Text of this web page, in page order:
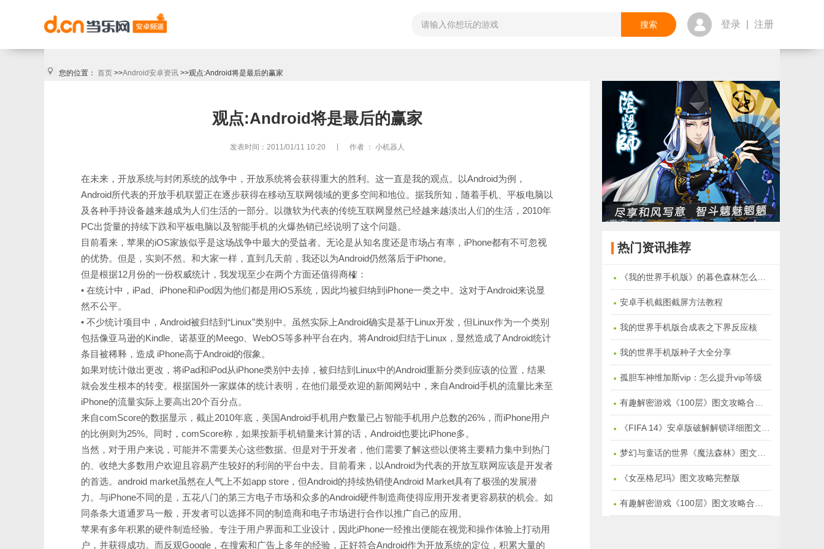
登录 注册
您的位置： 首页 >>Android安卓资讯 >>观点:Android将是最后的赢家
观点:Android将是最后的赢家
发表时间：2011/01/11 10:20 作者 ： 小机器人
在未来，开放系统与封闭系统的战争中，开放系统将会获得重大的胜利。这一直是我的观点。以Android为例，
Android所代表的开放手机联盟正在逐步获得在移动互联网领域的更多空间和地位。据我所知，随着手机、平板电脑以
及各种手持设备越来越成为人们生活的一部分。以微软为代表的传统互联网显然已经越来越淡出人们的生活，2010年
PC出货量的持续下跌和平板电脑以及智能手机的火爆热销已经说明了这个问题。
目前看来，苹果的iOS家族似乎是这场战争中最大的受益者。无论是从知名度还是市场占有率，iPhone都有不可忽视
的优势。但是，实则不然。和大家一样，直到几天前，我还以为Android仍然落后于iPhone。
但是根据12月份的一份权威统计，我发现至少在两个方面还值得商榷：
• 在统计中，iPad、iPhone和iPod因为他们都是用iOS系统，因此均被归纳到iPhone一类之中。这对于Android来说显
然不公平。
• 不少统计项目中，Android被归结到“Linux”类别中。虽然实际上Android确实是基于Linux开发，但Linux作为一个类别
包括像亚马逊的Kindle、诺基亚的Meego、WebOS等多种平台在内。将Android归结于Linux，显然造成了Android统计
条目被稀释，造成 iPhone高于Android的假象。
如果对统计做出更改，将iPad和iPod从iPhone类别中去掉，被归结到Linux中的Android重新分类到应该的位置，结果
就会发生根本的转变。根据国外一家媒体的统计表明，在他们最受欢迎的新闻网站中，来自Android手机的流量比来至
iPhone的流量实际上要高出20个百分点。
来自comScore的数据显示，截止2010年底，美国Android手机用户数量已占智能手机用户总数的26%，而iPhone用户
的比例则为25%。同时，comScore称，如果按新手机销量来计算的话，Android也要比iPhone多。
当然，对于用户来说，可能并不需要关心这些数据。但是对于开发者，他们需要了解这些以便将主要精力集中到热门
的、收绝大多数用户欢迎且容易产生较好的利润的平台中去。目前看来，以Android为代表的开放互联网应该是开发者
的首选。android market虽然在人气上不如app store，但Android的持续热销使Android Market具有了极强的发展潜
力。与iPhone不同的是，五花八门的第三方电子市场和众多的Android硬件制造商使得应用开发者更容易获的机会。如
同条条大道通罗马一般，开发者可以选择不同的制造商和电子市场进行合作以推广自己的应用。
苹果有多年积累的硬件制造经验。专注于用户界面和工业设计，因此iPhone一经推出便能在视觉和操作体验上打动用
户，并获得成功。而反观Google，在搜索和广告上多年的经验，正好符合Android作为开放系统的定位，积累大量的
热门资讯推荐
安卓手机截图截屏方法教程
我的世界手机版合成表之下界反应核
我的世界手机版种子大全分享
孤胆车神维加斯vip：怎么提升vip等级
《女巫格尼玛》图文攻略完整版